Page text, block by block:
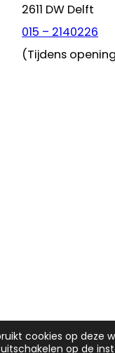
2611 DW Delft
015 – 2140226
(Tijdens
cookies op deze
op de